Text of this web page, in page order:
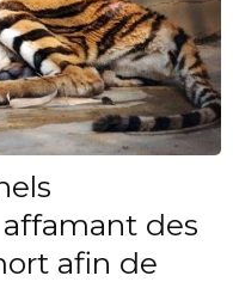
des
afin de